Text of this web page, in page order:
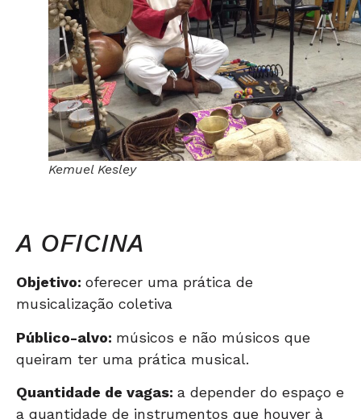
Kemuel Kesley
A OFICINA
Objetivo: oferecer uma prática de
musicalização coletiva
Público-alvo: músicos e não músicos que
queiram ter uma prática musical.
Quantidade de vagas: a depender do espaço e
a quantidade de instrumentos que houver à